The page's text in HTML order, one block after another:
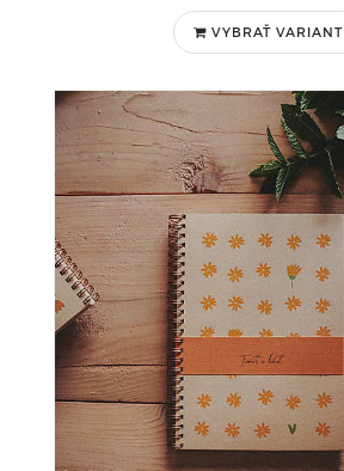
VYBRAŤ VARIANT